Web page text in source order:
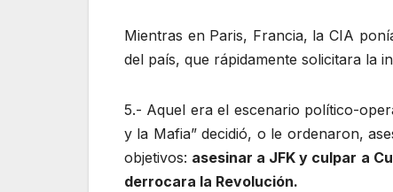
Mientras en Paris, Francia, la CIA
del país, que rápidamente solicitara la
5.- Aquel era el escenario político-
y la Mafia” decidió, o le ordenaron,
objetivos: asesinar a JFK y culpar a
derrocara la Revolución.